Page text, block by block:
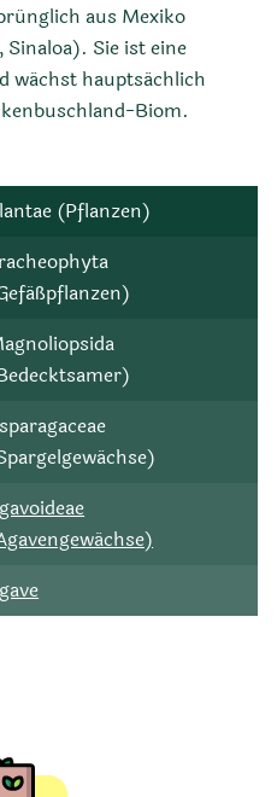
aus Mexiko
Sie ist eine
wächst hauptsächlich
Biom.
(Pflanzen)